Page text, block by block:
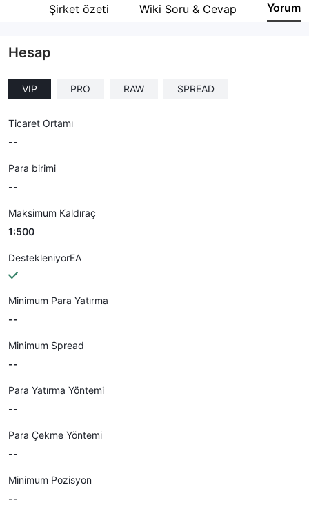
Şirket çalışanı
Şirket özeti Wiki Soru & Cevap Yorum
Hesap
VIP PRO RAW SPREAD
Ticaret Ortamı
--
Para birimi
--
Maksimum Kaldıraç
1:500
DestekleniyorEA
Minimum Para Yatırma
--
Minimum Spread
--
Para Yatırma Yöntemi
--
Para Çekme Yöntemi
--
Minimum Pozisyon
--